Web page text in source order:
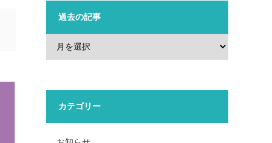
過去の記事
カテゴリー